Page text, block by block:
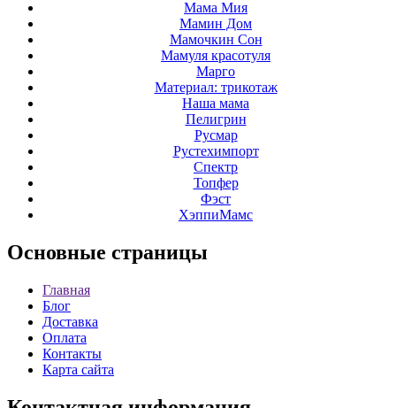
Мама Мия
Мамин Дом
Мамочкин Сон
Мамуля красотуля
Марго
Материал: трикотаж
Наша мама
Пелигрин
Русмар
Рустехимпорт
Спектр
Топфер
Фэст
ХэппиМамс
Основные страницы
Главная
Блог
Доставка
Оплата
Контакты
Карта сайта